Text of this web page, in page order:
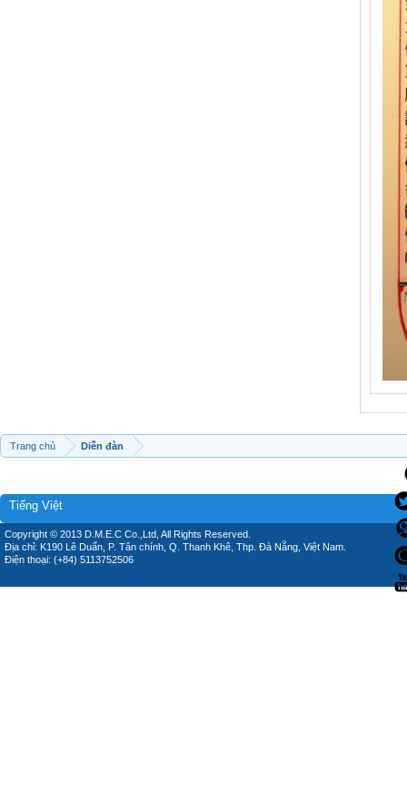
Trang chủ Diễn đàn
Tiếng Việt
Copyright © 2013 D.M.E.C Co.,Ltd, All Rights Reserved.
Địa chỉ: K190 Lê Duẩn, P. Tân chính, Q. Thanh Khê, Thp. Đà Nẵng, Việt Nam.
Điện thoại: (+84) 5113752506